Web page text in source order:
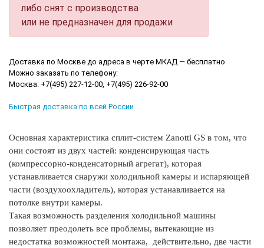
либо снят с производства
или не предназначен для продажи
Доставка по Москве до адреса в черте МКАД — бесплатно
Можно заказать по телефону:
Москва: +7(495) 227-12-00, +7(495) 226-92-00
Быстрая доставка по всей России
Основная характеристика сплит-систем Zanotti GS в том, что
они состоят из двух частей: конденсирующая часть
(компрессорно-конденсаторный агрегат), которая
устанавливается снаружи холодильной камеры и испаряющей
части (воздухоохладитель), которая устанавливается на
потолке внутри камеры.
Такая возможность разделения холодильной машины
позволяет преодолеть все проблемы, вытекающие из
недостатка возможностей монтажа, действительно, две части